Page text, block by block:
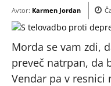
Avtor: Karmen Jordan
Morda se vam zdi,
preveč natrpan, da
Vendar pa v resnici